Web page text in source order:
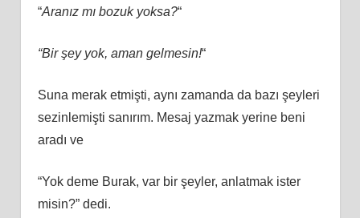
“Aranız mı bozuk yoksa?“
“Bir şey yok, aman gelmesin!“
Suna merak etmişti, aynı zamanda da bazı şeyleri
sezinlemişti sanırım. Mesaj yazmak yerine beni
aradı ve
“Yok deme Burak, var bir şeyler, anlatmak ister
misin?” dedi.